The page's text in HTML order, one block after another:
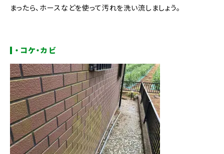
まったら、ホースなどを使って汚れを洗い流しましょう。
・コケ・カビ